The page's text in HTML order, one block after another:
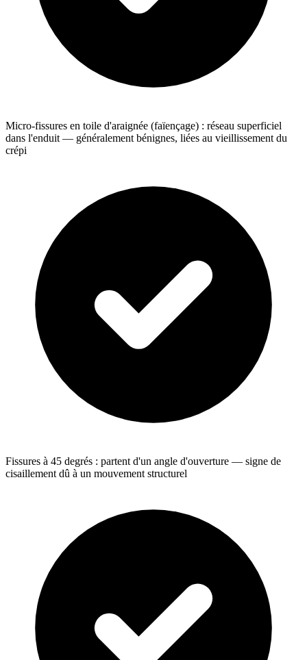
Micro-fissures en toile d'araignée (faïençage) : réseau superficiel
dans l'enduit — généralement bénignes, liées au vieillissement du
crépi
Fissures à 45 degrés : partent d'un angle d'ouverture — signe de
cisaillement dû à un mouvement structurel